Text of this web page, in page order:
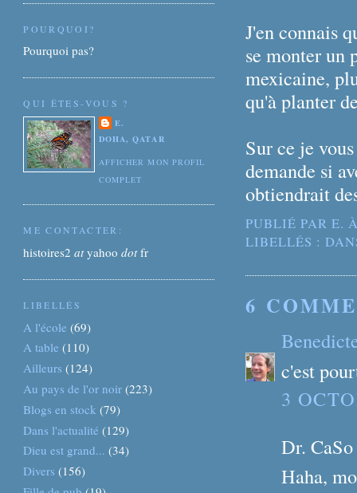
J'en connais
se monter un
mexicaine,
qu'à planter
Sur ce je
demande si
obtiendrait
PUBLIÉ PARE.
LIBELLÉS :
6
c'est
3
Dr.
Haha,
POURQUOI?
Pourquoi pas?
QUI ÊTES-VOUS ?
E.
DOHA, QATAR
AFFICHER MON PROFIL
COMPLET
ME CONTACTER:
histoires2atyahoodotfr
LIBELLÉS
A l'école (69)
A table (110)
Ailleurs (124)
Au pays de l'or noir (223)
Blogs en stock (79)
Dans l'actualité (129)
Dieu est grand... (34)
Divers (156)